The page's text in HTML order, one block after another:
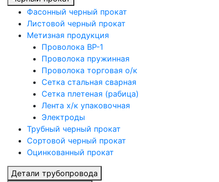
Фасонный черный прокат
Листовой черный прокат
Метизная продукция
Проволока ВР-1
Проволока пружинная
Проволока торговая о/к
Сетка стальная сварная
Сетка плетеная (рабица)
Лента х/к упаковочная
Электроды
Трубный черный прокат
Сортовой черный прокат
Оцинкованный прокат
Детали трубопровода